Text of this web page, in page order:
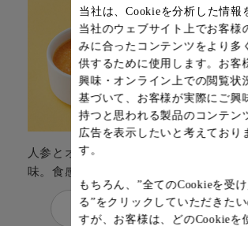
人参とオレンジの甘さが美味しい、お
味。食感も楽しめます。
レシピを見る
当社は、Cookieを分析した情報
当社のウェブサイト上でお客様
みに合ったコンテンツをより多
供するために使用します。お客
興味・オンライン上での閲覧状
基づいて、お客様が実際にご興
持つと思われる製品のコンテン
広告を表示したいと考えており
す。
もちろん、”全てのCookieを受
る”をクリックしていただきた
すが、お客様は、どのCookieを